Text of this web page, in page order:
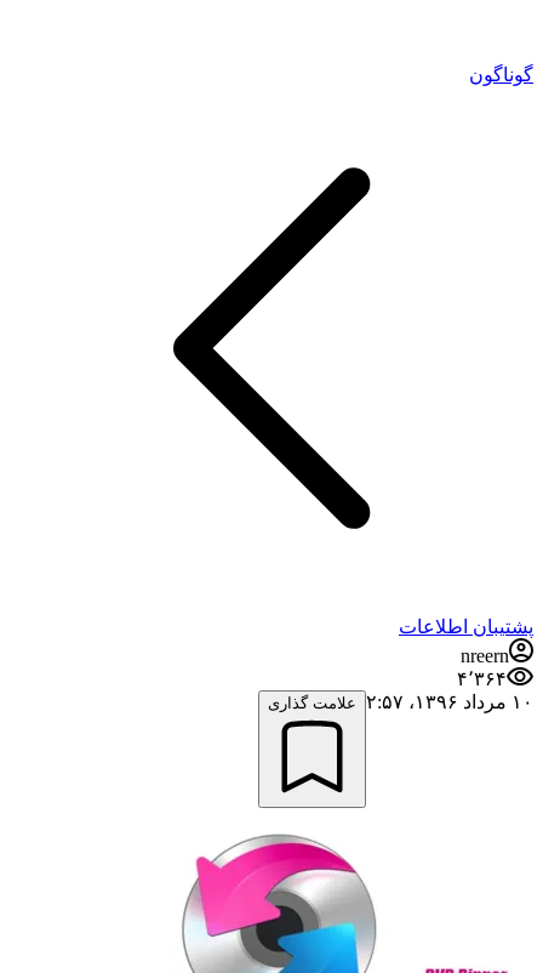
گوناگون
پشتیبان اطلاعات
nreern
۴٬۳۶۴
۱۰ مرداد ۱۳۹۶،‏ ۲:۵۷
علامت گذاری